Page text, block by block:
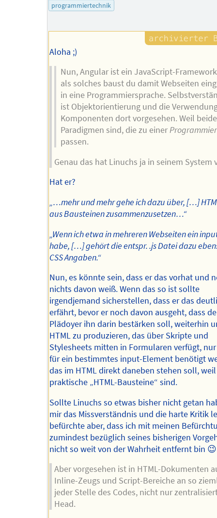
programmiertechnik
Aloha ;)
Nun, Angular ist ein JavaScript-
als solches baust du damit Webseiten
in eine Programmiersprache.
ist Objektorientierung und die
Komponenten dort vorgesehen. Weil
Paradigmen sind, die zu einer
passen.
Genau das hat Linuchs ja in seinem System
Hat er?
„…mehr und mehr gehe ich dazu über, […]
aus Bausteinen zusammenzusetzen…“
„Wenn ich etwa in mehreren Webseiten ein
habe, […] gehört die entspr. .js Datei dazu
CSS Angaben.“
Nun, es könnte sein, dass er das vorhat und
nichts davon weiß. Wenn das so ist sollte
irgendjemand sicherstellen, dass er das
erfährt, bevor er noch davon ausgeht, dass
Plädoyer ihn darin bestärken soll, weiterhin
HTML zu produzieren, das über Skripte und
Stylesheets mitten in Formularen verfügt,
für ein bestimmtes input-Element benötigt
das im HTML direkt daneben stehen soll,
praktische „HTML-Bausteine“ sind.
Sollte Linuchs so etwas bisher nicht getan
mir das Missverständnis und die harte Kritik
befürchte aber, dass ich mit meinen
zumindest bezüglich seines bisherigen
nicht so weit von der Wahrheit entfernt bin 😉
Aber vorgesehen ist in HTML-Dokumenten
Inline-Zeugs und Script-Bereiche an so
jeder Stelle des Codes, nicht nur
Head.